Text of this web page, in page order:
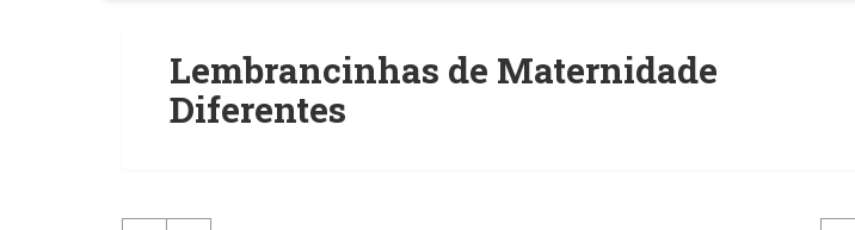
Lembrancinhas de Maternidade
Diferentes